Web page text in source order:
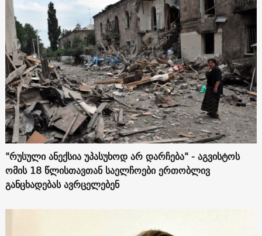
"რუსული ანექსია უპასუხოდ არ დარჩება" - აგვისტოს
ომის 18 წლისთავთან საელჩოები ერთობლივ
განცხადებას ავრცელებენ